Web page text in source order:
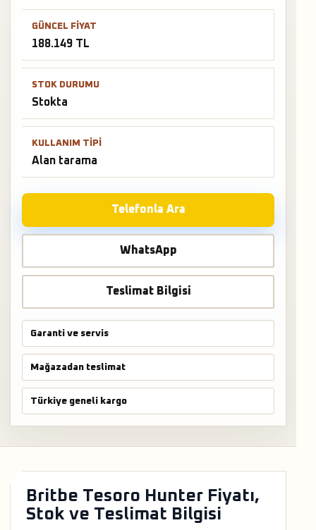
doğrulama prensibi doğru sonuca yaklaşmayı sağlar.
teslimat desteğiyle satış ve teslimat desteği hızlıca
alınabilir.
GÜNCEL FIYAT
188.149 TL
STOK DURUMU
Stokta
KULLANIM TIPI
Alan tarama
Telefonla Ara
WhatsApp
Teslimat Bilgisi
Garanti ve servis
Mağazadan teslimat
Türkiye geneli kargo
Britbe Tesoro Hunter Fiyatı,
Stok ve Teslimat Bilgisi